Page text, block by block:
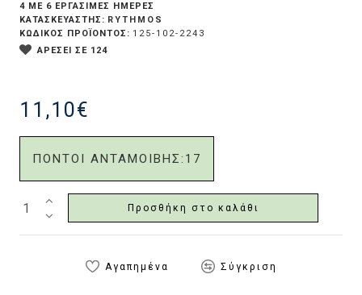
11,10€
ΠΟΝΤΟΙ ΑΝΤΑΜΟΙΒΗΣ: 17
4 ΜΕ 6 ΕΡΓΆΣΙΜΕΣ ΗΜΈΡΕΣ
ΚΑΤΑΣΚΕΥΑΣΤΗΣ: RYTHMOS
ΚΩΔΙΚΟΣ ΠΡΟΪΟΝΤΟΣ: 125-102-2243
ΑΡΕΣΕΙ ΣΕ 124
Προσθήκη στο καλάθι
Αγαπημένα Σύγκριση